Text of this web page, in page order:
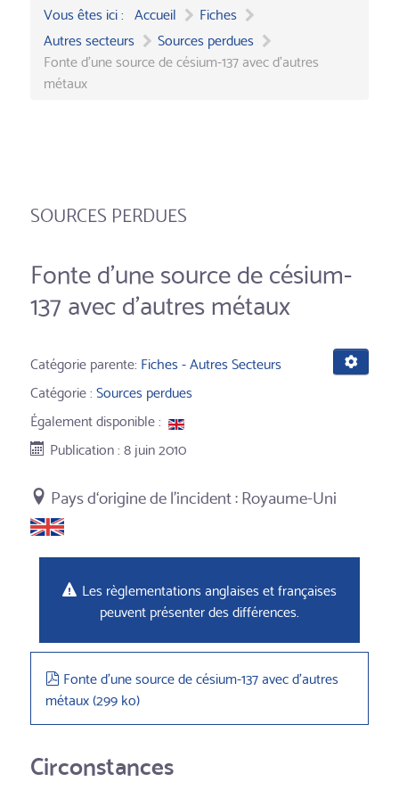
Vous êtes ici : Accueil
Fiches
Autres secteurs
Sources perdues
Fonte d'une source de césium-137 avec d'autres
métaux
SOURCES PERDUES
Fonte d'une source de césium-
137 avec d'autres métaux
Catégorie parente: Fiches - Autres Secteurs
Catégorie :Sources perdues
Également disponible :
Publication : 8 juin 2010
Royaume-Uni
Les règlementations anglaises et françaises
peuvent présenter des différences.
pdf
Fonte d'une source de césium-137 avec d'autres
métaux(299 ko)
Circonstances